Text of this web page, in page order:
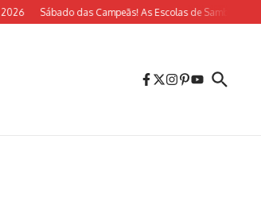
Sábado das Campeãs! As Escolas de Samba do Rio